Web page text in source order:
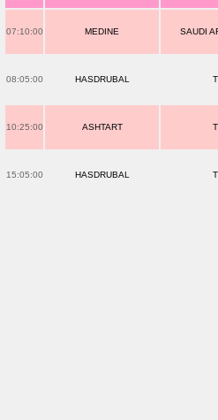
07:10:00 MEDINE SAUDI
08:05:00 HASDRUBAL
10:25:00 ASHTART
15:05:00 HASDRUBAL